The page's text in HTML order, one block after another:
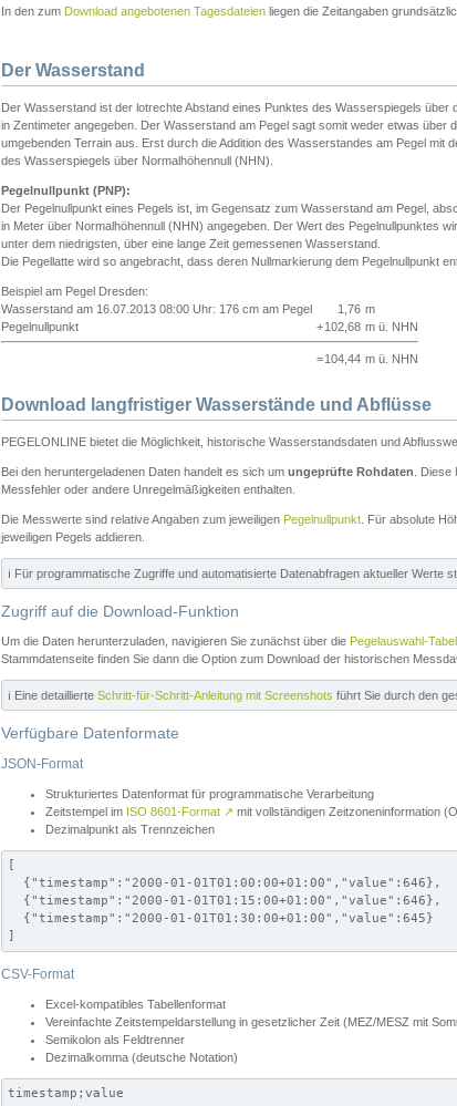
In den zum Download angebotenen Tagesdateien liegen die Zeitangaben
Der Wasserstand
Der Wasserstand ist der lotrechte Abstand eines Punktes des Wasserspiegels über
in Zentimeter angegeben. Der Wasserstand am Pegel sagt somit weder etwas über
umgebenden Terrain aus. Erst durch die Addition des Wasserstandes am Pegel mit
des Wasserspiegels über Normalhöhennull (NHN).
Pegelnullpunkt (PNP):
Der Pegelnullpunkt eines Pegels ist, im Gegensatz zum Wasserstand am Pegel,
in Meter über Normalhöhennull (NHN) angegeben. Der Wert des Pegelnullpunktes
unter dem niedrigsten, über eine lange Zeit gemessenen Wasserstand.
Die Pegellatte wird so angebracht, dass deren Nullmarkierung dem Pegelnullpunkt
Beispiel am Pegel Dresden:
Wasserstand am 16.07.2013 08:00 Uhr: 176 cm am Pegel
1,76 m
Pegelnullpunkt
+102,68 m ü. NHN
=104,44 m ü. NHN
Download langfristiger Wasserstände und Abflüsse
PEGELONLINE bietet die Möglichkeit, historische Wasserstandsdaten und
Bei den heruntergeladenen Daten handelt es sich um ungeprüfte Rohdaten .
Messfehler oder andere Unregelmäßigkeiten enthalten.
Die Messwerte sind relative Angaben zum jeweiligen Pegelnullpunkt . Für absolute
jeweiligen Pegels addieren.
ℹ️ Für programmatische Zugriffe und automatisierte Datenabfragen aktueller Werte
Zugriff auf die Download-Funktion
Um die Daten herunterzuladen, navigieren Sie zunächst über die Pegelauswahl-
Stammdatenseite finden Sie dann die Option zum Download der historischen
ℹ️ Eine detaillierte Schritt-für-Schritt-Anleitung mit Screenshots führt Sie durch den
Verfügbare Datenformate
JSON-Format
Strukturiertes Datenformat für programmatische Verarbeitung
Zeitstempel im ISO 8601-Format ↗ mit vollständigen Zeitzoneninformation
Dezimalpunkt als Trennzeichen
[
  {"timestamp":"2000-01-01T01:00:00+01:00","value":646},
  {"timestamp":"2000-01-01T01:15:00+01:00","value":646},
  {"timestamp":"2000-01-01T01:30:00+01:00","value":645}
]
CSV-Format
Excel-kompatibles Tabellenformat
Vereinfachte Zeitstempeldarstellung in gesetzlicher Zeit (MEZ/MESZ mit
Semikolon als Feldtrenner
Dezimalkomma (deutsche Notation)
timestamp;value